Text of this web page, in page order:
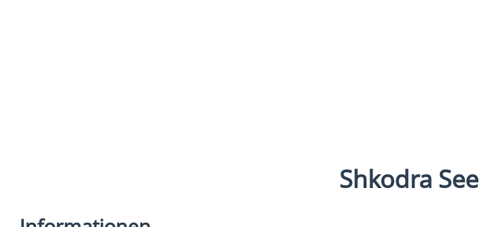
Shkodra See